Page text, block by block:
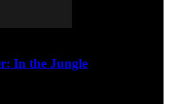
In the Jungle